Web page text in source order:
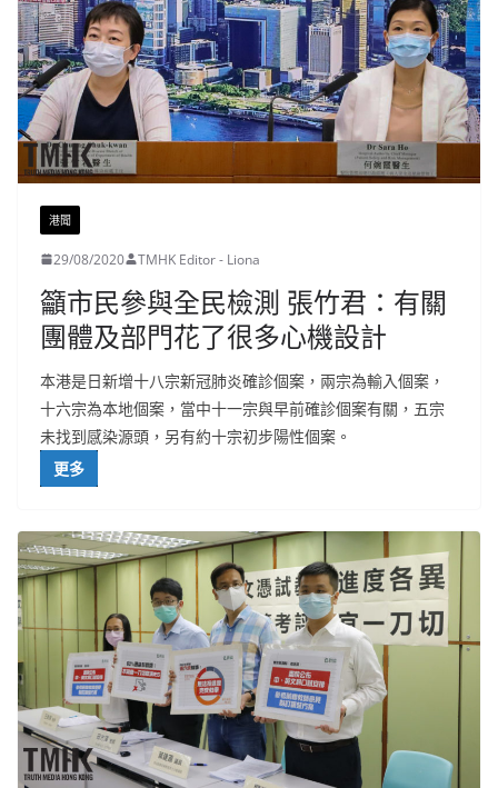
港聞
29/08/2020 TMHK Editor - Liona
籲市民參與全民檢測 張竹君：有關
團體及部門花了很多心機設計
本港是日新增十八宗新冠肺炎確診個案，兩宗為輸入個案，
十六宗為本地個案，當中十一宗與早前確診個案有關，五宗
未找到感染源頭，另有約十宗初步陽性個案。
更多